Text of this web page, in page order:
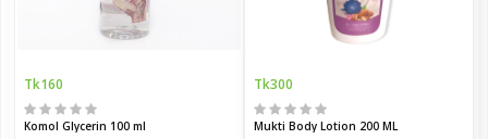
Tk160
Komol Glycerin 100 ml
Tk300
Mukti Body Lotion 200 ML